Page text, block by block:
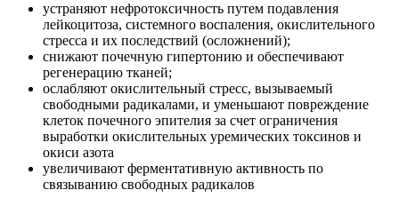
устраняют нефротоксичность путем подавления
лейкоцитоза, системного воспаления, окислительного
стресса и их последствий (осложнений);
снижают почечную гипертонию и обеспечивают
регенерацию тканей;
ослабляют окислительный стресс, вызываемый
свободными радикалами, и уменьшают повреждение
клеток почечного эпителия за счет ограничения
выработки окислительных уремических токсинов и
окиси азота
увеличивают ферментативную активность по
связыванию свободных радикалов